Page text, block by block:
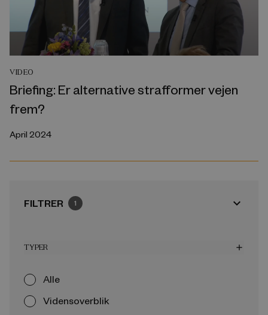
VIDEO
Briefing: Er alternative strafformer vejen
frem?
April 2024
FILTRER 1 expand_more
TYPER add
Alle
Vidensoverblik